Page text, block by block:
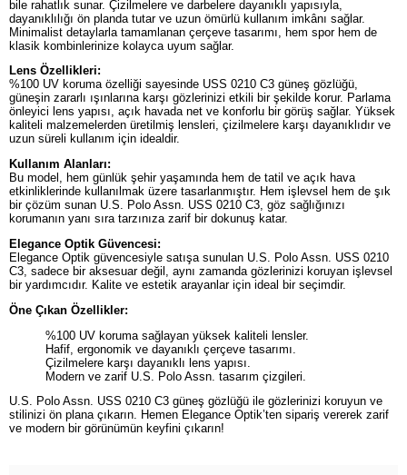
bile rahatlık sunar. Çizilmelere ve darbelere dayanıklı yapısıyla,
dayanıklılığı ön planda tutar ve uzun ömürlü kullanım imkânı sağlar.
Minimalist detaylarla tamamlanan çerçeve tasarımı, hem spor hem de
klasik kombinlerinize kolayca uyum sağlar.
Lens Özellikleri:
%100 UV koruma özelliği sayesinde USS 0210 C3 güneş gözlüğü,
güneşin zararlı ışınlarına karşı gözlerinizi etkili bir şekilde korur. Parlama
önleyici lens yapısı, açık havada net ve konforlu bir görüş sağlar. Yüksek
kaliteli malzemelerden üretilmiş lensleri, çizilmelere karşı dayanıklıdır ve
uzun süreli kullanım için idealdir.
Kullanım Alanları:
Bu model, hem günlük şehir yaşamında hem de tatil ve açık hava
etkinliklerinde kullanılmak üzere tasarlanmıştır. Hem işlevsel hem de şık
bir çözüm sunan U.S. Polo Assn. USS 0210 C3, göz sağlığınızı
korumanın yanı sıra tarzınıza zarif bir dokunuş katar.
Elegance Optik Güvencesi:
Elegance Optik güvencesiyle satışa sunulan U.S. Polo Assn. USS 0210
C3, sadece bir aksesuar değil, aynı zamanda gözlerinizi koruyan işlevsel
bir yardımcıdır. Kalite ve estetik arayanlar için ideal bir seçimdir.
Öne Çıkan Özellikler:
%100 UV koruma sağlayan yüksek kaliteli lensler.
Hafif, ergonomik ve dayanıklı çerçeve tasarımı.
Çizilmelere karşı dayanıklı lens yapısı.
Modern ve zarif U.S. Polo Assn. tasarım çizgileri.
U.S. Polo Assn. USS 0210 C3 güneş gözlüğü ile gözlerinizi koruyun ve
stilinizi ön plana çıkarın. Hemen Elegance Optik’ten sipariş vererek zarif
ve modern bir görünümün keyfini çıkarın!